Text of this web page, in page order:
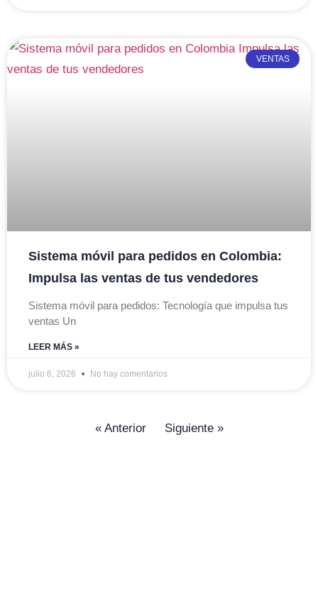
VENTAS
Sistema móvil para pedidos en Colombia:
Impulsa las ventas de tus vendedores
Sistema móvil para pedidos: Tecnología que impulsa tus
ventas Un
LEER MÁS »
julio 6, 2026 No hay comentarios
« Anterior Siguiente »